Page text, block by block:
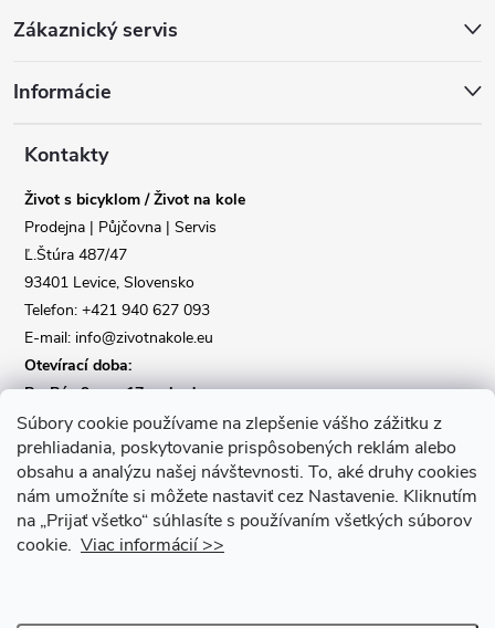
Súbory cookie používame na zlepšenie vášho zážitku z
prehliadania, poskytovanie prispôsobených reklám alebo
obsahu a analýzu našej návštevnosti. To, aké druhy cookies
nám umožníte si môžete nastaviť cez Nastavenie. Kliknutím
na „Prijať všetko“ súhlasíte s používaním všetkých súborov
cookie. Viac informácií >>
p
Zákaznický servis
Informácie
Kontakty
Život s bicyklom / Život na kole
Prodejna | Půjčovna | Servis
Ľ.Štúra 487/47
93401 Levice, Slovensko
Telefon: +421 940 627 093
E-mail: info@zivotnakole.eu
Otevírací doba:
Po-Pá : 9,oo - 17,oo hod
So : 9,oo - 12,oo | Ne : Zavřeno
Kontaktní formulář